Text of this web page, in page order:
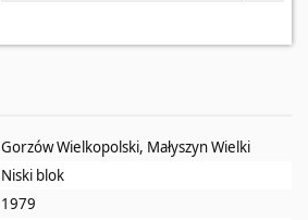
Gorzów Wielkopolski, Małyszyn Wielki
Niski blok
1979